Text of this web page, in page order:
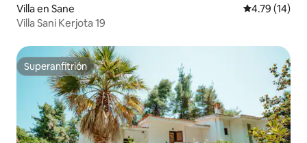
Villa en Sane Calificación
4.79 (14)
Villa Sani Kerjota 19
Superanfitrión
Superanfitrión